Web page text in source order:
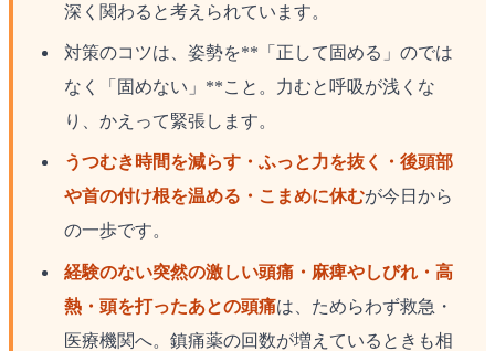
深く関わると考えられています。
対策のコツは、姿勢を**「正して固める」のでは
なく「固めない」**こと。力むと呼吸が浅くな
り、かえって緊張します。
うつむき時間を減らす・ふっと力を抜く・後頭部
や首の付け根を温める・こまめに休むが今日から
の一歩です。
経験のない突然の激しい頭痛・麻痺やしびれ・高
熱・頭を打ったあとの頭痛は、ためらわず救急・
医療機関へ。鎮痛薬の回数が増えているときも相